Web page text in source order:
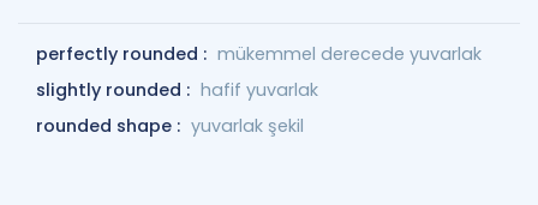
perfectly rounded : mükemmel derecede yuvarlak
slightly rounded : hafif yuvarlak
rounded shape : yuvarlak şekil